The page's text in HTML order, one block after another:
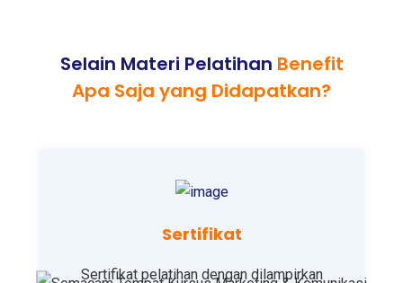
Selain Materi Pelatihan Benefit
Apa Saja yang Didapatkan?
Sertifikat
Sertifikat pelatihan dengan dilampirkan